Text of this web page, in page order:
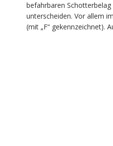
befahrbaren
unterscheiden. Vor allem
(mit „F“ gekennzeichnet).